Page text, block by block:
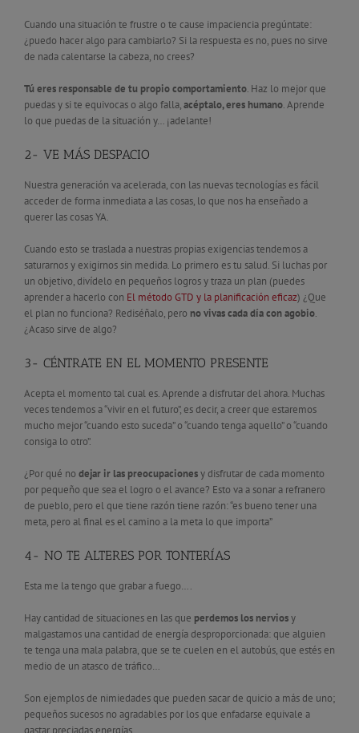
Cuando una situación te frustre o te cause impaciencia pregúntate:
¿puedo hacer algo para cambiarlo? Si la respuesta es no, pues no sirve
de nada calentarse la cabeza, no crees?
Tú eres responsable de tu propio comportamiento. Haz lo mejor que
puedas y si te equivocas o algo falla,acéptalo, eres humano. Aprende
lo que puedas de la situación y… ¡adelante!
2- VE MÁS DESPACIO
Nuestra generación va acelerada, con las nuevas tecnologías es fácil
acceder de forma inmediata a las cosas, lo que nos ha enseñado a
querer las cosas YA.
Cuando esto se traslada a nuestras propias exigencias tendemos a
saturarnos y exigirnos sin medida. Lo primero es tu salud. Si luchas por
un objetivo, divídelo en pequeños logros y traza un plan (puedes
aprender a hacerlo con El método GTD y la planificación eficaz) ¿Que
el plan no funciona? Rediséñalo, pero no vivas cada día con agobio.
¿Acaso sirve de algo?
3- CÉNTRATE EN EL MOMENTO PRESENTE
Acepta el momento tal cual es. Aprende a disfrutar del ahora. Muchas
veces tendemos a “vivir en el futuro”, es decir, a creer que estaremos
mucho mejor “cuando esto suceda” o “cuando tenga aquello” o “cuando
consiga lo otro”.
¿Por qué no dejar ir las preocupacionesy disfrutar de cada momento
por pequeño que sea el logro o el avance? Esto va a sonar a refranero
de pueblo, pero el que tiene razón tiene razón: “es bueno tener una
meta, pero al final es el camino a la meta lo que importa”
4- NO TE ALTERES POR TONTERÍAS
Esta me la tengo que grabar a fuego….
Hay cantidad de situaciones en las que perdemos los nerviosy
malgastamos una cantidad de energía desproporcionada: que alguien
te tenga una mala palabra, que se te cuelen en el autobús, que estés en
medio de un atasco de tráfico…
Son ejemplos de nimiedades que pueden sacar de quicio a más de uno;
pequeños sucesos no agradables por los que enfadarse equivale a
gastar preciadas energías.